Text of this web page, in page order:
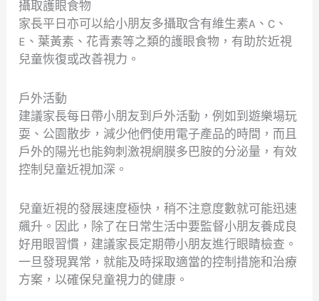
攝取護眼食物
家長平日亦可以給小朋友多攝取含有維生素A、C、
E、葉黃素、花青素等之類的護眼食物，有助於近視
兒童恢復或改善視力。
戶外活動
建議家長每日帶小朋友到戶外活動，例如到遊樂場玩
耍、公園散步，減少他們使用電子產品的時間，而且
戶外的陽光也能夠刺激視網膜多巴胺的分泌量，有效
控制兒童近視加深。
兒童近視的發展速度極快，稍不注意度數就可能迅速
飆升。因此，除了在日常生活中要監督小朋友養成良
好用眼習慣，建議家長定期帶小朋友進行眼睛檢查。
一旦發現異常，就能及時採取適當的控制措施和治療
方案，以確保兒童視力的健康。